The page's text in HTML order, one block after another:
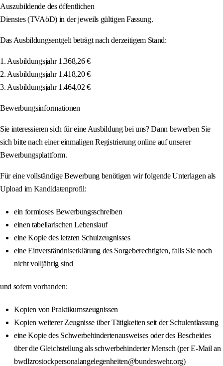
Auszubildende des öffentlichen
Dienstes (TVAöD) in der jeweils gültigen Fassung.
Das Ausbildungsentgelt beträgt nach derzeitigem Stand:
1. Ausbildungsjahr 1.368,26 €
2. Ausbildungsjahr 1.418,20 €
3. Ausbildungsjahr 1.464,02 €
Bewerbungsinformationen
Sie interessieren sich für eine Ausbildung bei uns? Dann bewerben Sie
sich bitte nach einer einmaligen Registrierung online auf unserer
Bewerbungsplattform.
Für eine vollständige Bewerbung benötigen wir folgende Unterlagen als
Upload im Kandidatenprofil:
ein formloses Bewerbungsschreiben
einen tabellarischen Lebenslauf
eine Kopie des letzten Schulzeugnisses
eine Einverständniserklärung des Sorgeberechtigten, falls Sie noch
nicht volljährig sind
und sofern vorhanden:
Kopien von Praktikumszeugnissen
Kopien weiterer Zeugnisse über Tätigkeiten seit der Schulentlassung
eine Kopie des Schwerbehindertenausweises oder des Bescheides
über die Gleichstellung als schwerbehinderter Mensch (per E-Mail an
bwdlzrostockpersonalangelegenheiten@bundeswehr.org)